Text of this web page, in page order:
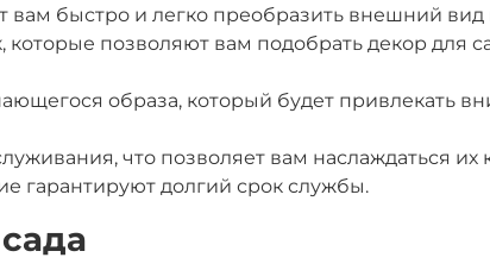
вам быстро и легко преобразить внешний
позволяют вам подобрать декор для
образа, который будет привлекать
что позволяет вам наслаждаться их
гарантируют долгий срок службы.